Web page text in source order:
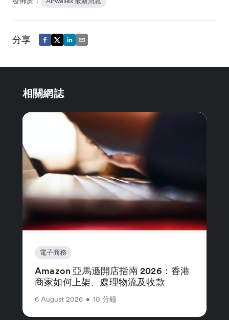
分享
相關網誌
電子商務
Amazon 亞馬遜開店指南 2026：香港
商家如何上架、處理物流及收款
6 August 2026 • 10 分鐘